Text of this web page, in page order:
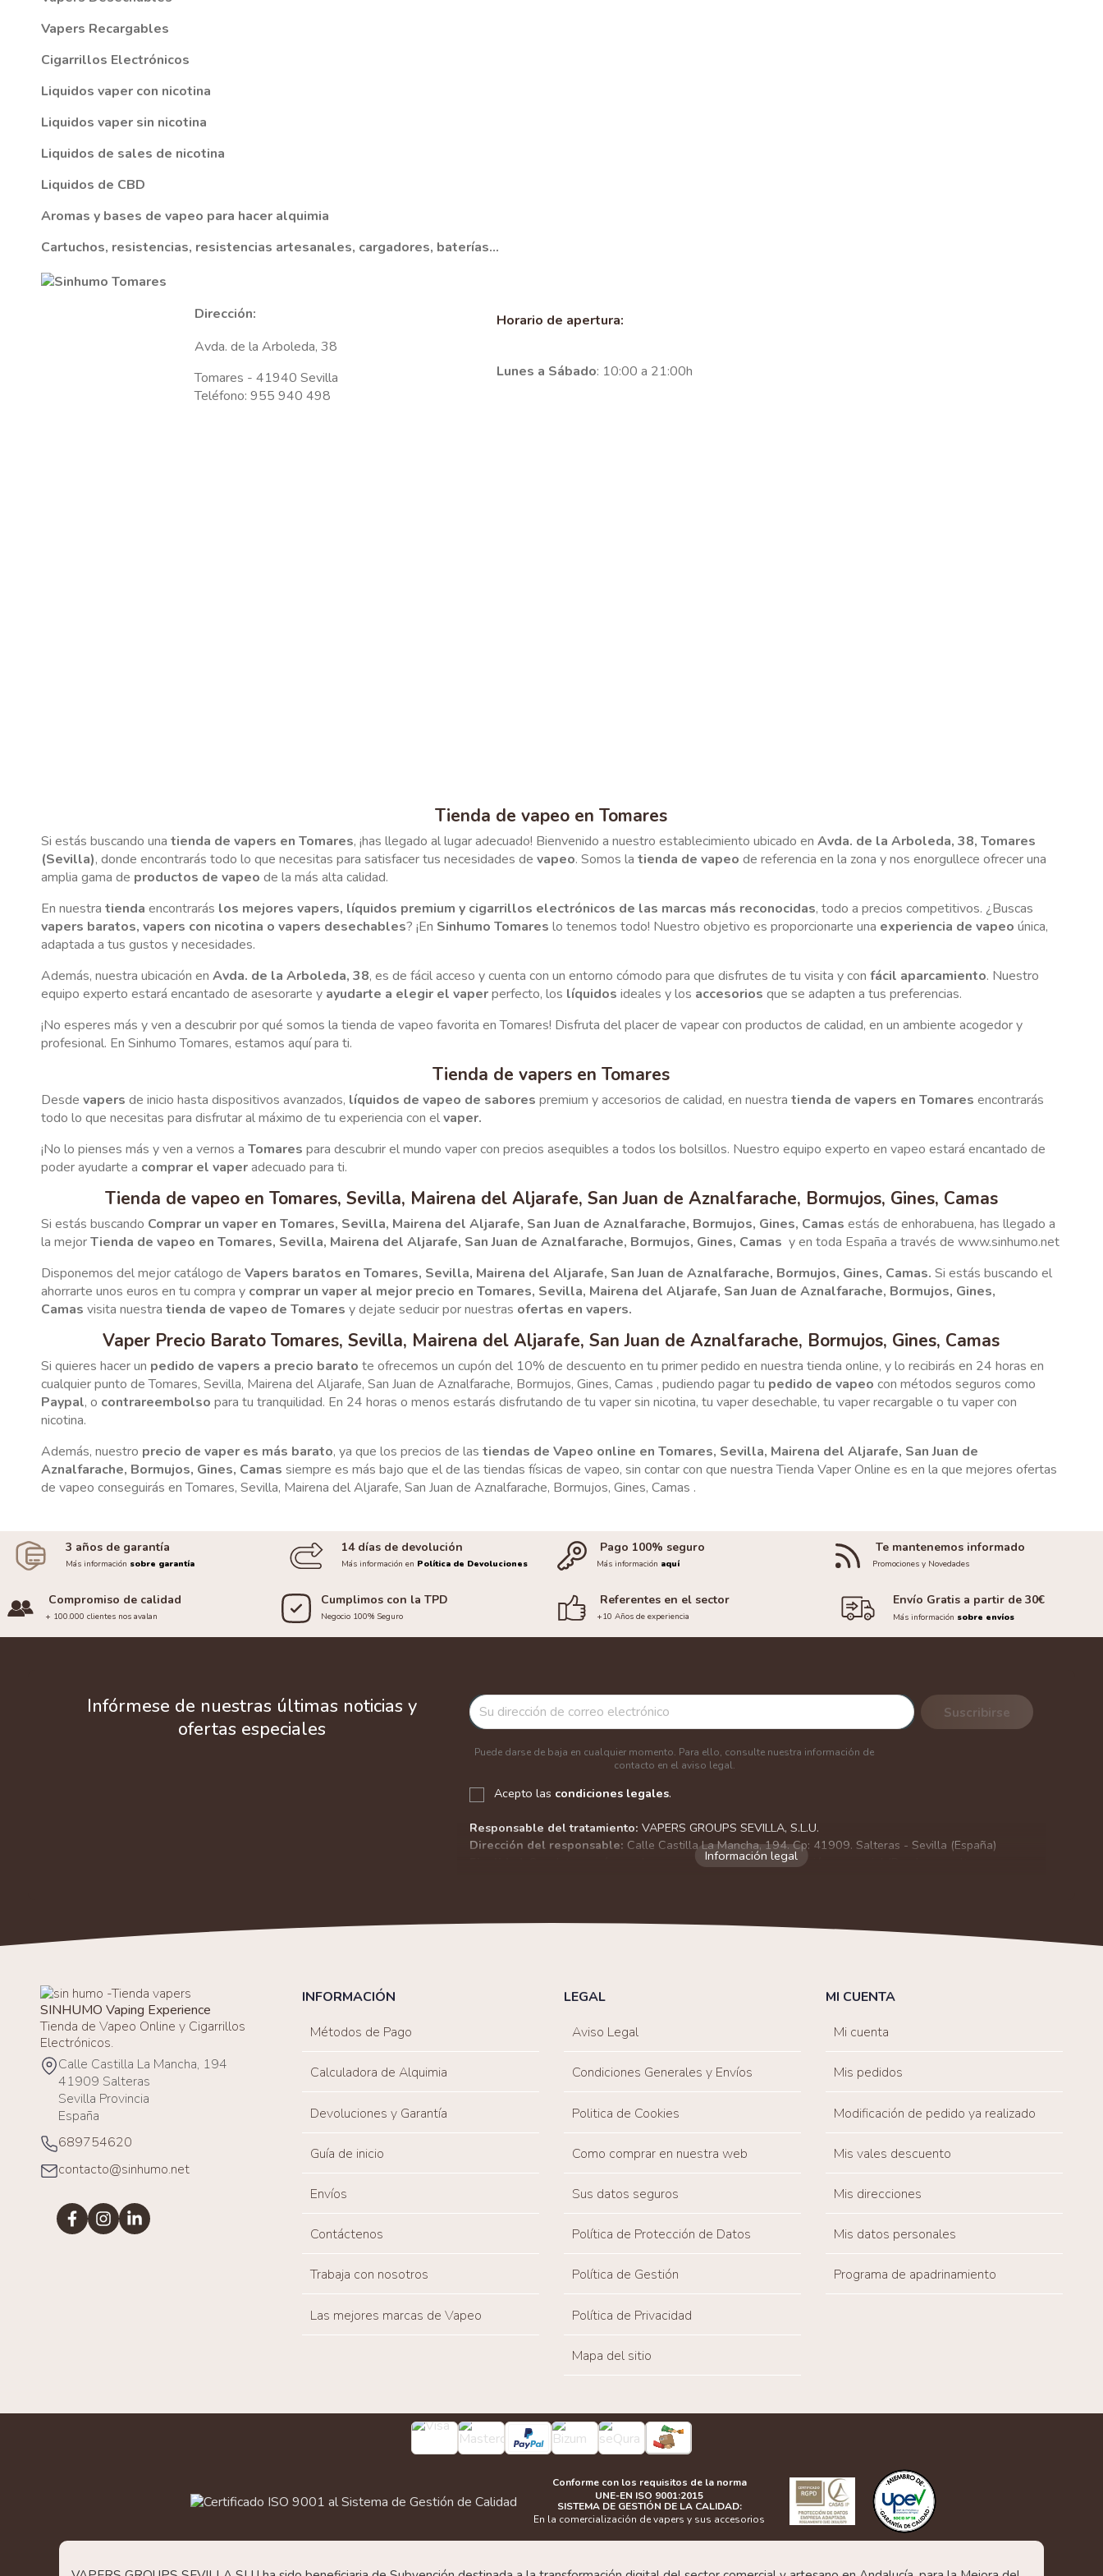
Vapers Recargables
Cigarrillos Electrónicos
Liquidos vaper con nicotina
Liquidos vaper sin nicotina
Liquidos de sales de nicotina
Liquidos de CBD
Aromas y bases de vapeo para hacer alquimia
Cartuchos, resistencias, resistencias artesanales, cargadores, baterías...
Dirección:
Horario de apertura:
Avda. de la Arboleda, 38
Tomares - 41940 Sevilla
Teléfono: 955 940 498
Lunes a Sábado: 10:00 a 21:00h
Tienda de vapeo en Tomares
Si estás buscando una tienda de vapers en Tomares, ¡has llegado al lugar adecuado! Bienvenido a nuestro establecimiento ubicado en Avda. de la Arboleda, 38, Tomares
(Sevilla), donde encontrarás todo lo que necesitas para satisfacer tus necesidades de vapeo. Somos la tienda de vapeo de referencia en la zona y nos enorgullece ofrecer una
amplia gama de productos de vapeo de la más alta calidad.
En nuestra tienda encontrarás los mejores vapers, líquidos premium y cigarrillos electrónicos de las marcas más reconocidas, todo a precios competitivos. ¿Buscas
vapers baratos, vapers con nicotina o vapers desechables? ¡En Sinhumo Tomares lo tenemos todo! Nuestro objetivo es proporcionarte una experiencia de vapeo única,
adaptada a tus gustos y necesidades.
Además, nuestra ubicación en Avda. de la Arboleda, 38, es de fácil acceso y cuenta con un entorno cómodo para que disfrutes de tu visita y con fácil aparcamiento. Nuestro
equipo experto estará encantado de asesorarte y ayudarte a elegir el vaperperfecto, los líquidos ideales y los accesorios que se adapten a tus preferencias.
¡No esperes más y ven a descubrir por qué somos la tienda de vapeo favorita en Tomares! Disfruta del placer de vapear con productos de calidad, en un ambiente acogedor y
profesional. En Sinhumo Tomares, estamos aquí para ti.
Tienda de vapers en Tomares
Desde vapers de inicio hasta dispositivos avanzados, líquidos de vapeo de sabores premium y accesorios de calidad, en nuestra tienda de vapers en Tomares encontrarás
todo lo que necesitas para disfrutar al máximo de tu experiencia con elvaper.
¡No lo pienses más y ven a vernos a Tomares para descubrir el mundo vaper con precios asequibles a todos los bolsillos. Nuestro equipo experto en vapeo estará encantado de
poder ayudarte a comprar el vaperadecuado para ti.
Tienda de vapeo en Tomares, Sevilla, Mairena del Aljarafe, San Juan de Aznalfarache, Bormujos, Gines, Camas
Si estás buscando Comprar un vaper en Tomares, Sevilla, Mairena del Aljarafe, San Juan de Aznalfarache, Bormujos, Gines, Camas estás de enhorabuena, has llegado a
la mejorTienda de vapeo en Tomares, Sevilla, Mairena del Aljarafe, San Juan de Aznalfarache, Bormujos, Gines, Camas y en toda España a través de www.sinhumo.net
Disponemos del mejor catálogo de Vapers baratos en Tomares, Sevilla, Mairena del Aljarafe, San Juan de Aznalfarache, Bormujos, Gines, Camas. Si estás buscando el
ahorrarte unos euros en tu compra y comprar un vaper al mejor precio en Tomares, Sevilla, Mairena del Aljarafe, San Juan de Aznalfarache, Bormujos, Gines,
Camas visita nuestra tienda de vapeo de Tomares y dejate seducir por nuestras ofertas en vapers.
Vaper Precio Barato Tomares, Sevilla, Mairena del Aljarafe, San Juan de Aznalfarache, Bormujos, Gines, Camas
Si quieres hacer un pedido de vapers a precio barato te ofrecemos un cupón del 10% de descuento en tu primer pedido en nuestra tienda online, y lo recibirás en 24 horas en
cualquier punto de Tomares, Sevilla, Mairena del Aljarafe, San Juan de Aznalfarache, Bormujos, Gines, Camas , pudiendo pagar tu pedido de vapeo con métodos seguros como
Paypal, o contrareembolso para tu tranquilidad. En 24 horas o menos estarás disfrutando de tu vaper sin nicotina, tu vaper desechable, tu vaper recargable o tu vaper con
nicotina.
Además, nuestro precio de vaper es más barato, ya que los precios de las tiendas de Vapeo online en Tomares, Sevilla, Mairena del Aljarafe, San Juan de
Aznalfarache, Bormujos, Gines, Camas siempre es más bajo que el de las tiendas físicas de vapeo, sin contar con que nuestra Tienda Vaper Online es en la que mejores ofertas
de vapeo conseguirás en Tomares, Sevilla, Mairena del Aljarafe, San Juan de Aznalfarache, Bormujos, Gines, Camas .
3 años de garantía
Más información sobre garantía
14 días de devolución
Más información en Política de Devoluciones
Pago 100% seguro
Más información aquí
Te mantenemos informado
Promociones y Novedades
Compromiso de calidad
+ 100.000 clientes nos avalan
Cumplimos con la TPD
Negocio 100% Seguro
Referentes en el sector
+10 Años de experiencia
Envío Gratis a partir de 30€
Más información sobre envíos
Infórmese de nuestras últimas noticias y
ofertas especiales
Puede darse de baja en cualquier momento. Para ello, consulte nuestra información de
contacto en el aviso legal.
Acepto las condiciones legales.
Responsable del tratamiento: VAPERS GROUPS SEVILLA, S.L.U.
Dirección del responsable: Calle Castilla La Mancha, 194. Cp: 41909. Salteras - Sevilla (España)
Sus datos serán usados para poder enviarle información comercial (Puede consultar como
similares a los artículos que ha adquirido. Puede solicitar la cancelación de comunicaciones comerciales
Con carácter general, sólo el personal de nuestra entidad que esté debidamente
Tiene derecho a saber qué información tenemos sobre usted, corregirla y eliminarla, tal y
como se explica en la información adicional disponible en nuestra página web.
SINHUMO Vaping Experience
Tienda de Vapeo Online y Cigarrillos
Electrónicos.
Calle Castilla La Mancha, 194
41909 Salteras
Sevilla Provincia
España
689754620
contacto@sinhumo.net
INFORMACIÓN
Métodos de Pago
Calculadora de Alquimia
Devoluciones y Garantía
Guía de inicio
Envíos
Contáctenos
Trabaja con nosotros
Las mejores marcas de Vapeo
LEGAL
Aviso Legal
Condiciones Generales y Envíos
Politica de Cookies
Como comprar en nuestra web
Sus datos seguros
Política de Protección de Datos
Política de Gestión
Política de Privacidad
Mapa del sitio
MI CUENTA
Mi cuenta
Mis pedidos
Modificación de pedido ya realizado
Mis vales descuento
Mis direcciones
Mis datos personales
Programa de apadrinamiento
Conforme con los requisitos de la norma
UNE-EN ISO 9001:2015
SISTEMA DE GESTIÓN DE LA CALIDAD:
En la comercialización de vapers y sus accesorios
AROMANIC
RESISTENCIAS ARTESANALES RECOMENDADAS
ATOMIZADOR DEAD RABBIT RDA
ATOMIZADOR DEAD RABBIT RTA